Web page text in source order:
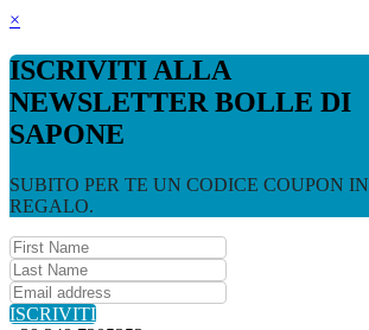
×
ISCRIVITI ALLA
NEWSLETTER BOLLE DI
SAPONE
SUBITO PER TE UN CODICE COUPON IN
REGALO.
ISCRIVITI